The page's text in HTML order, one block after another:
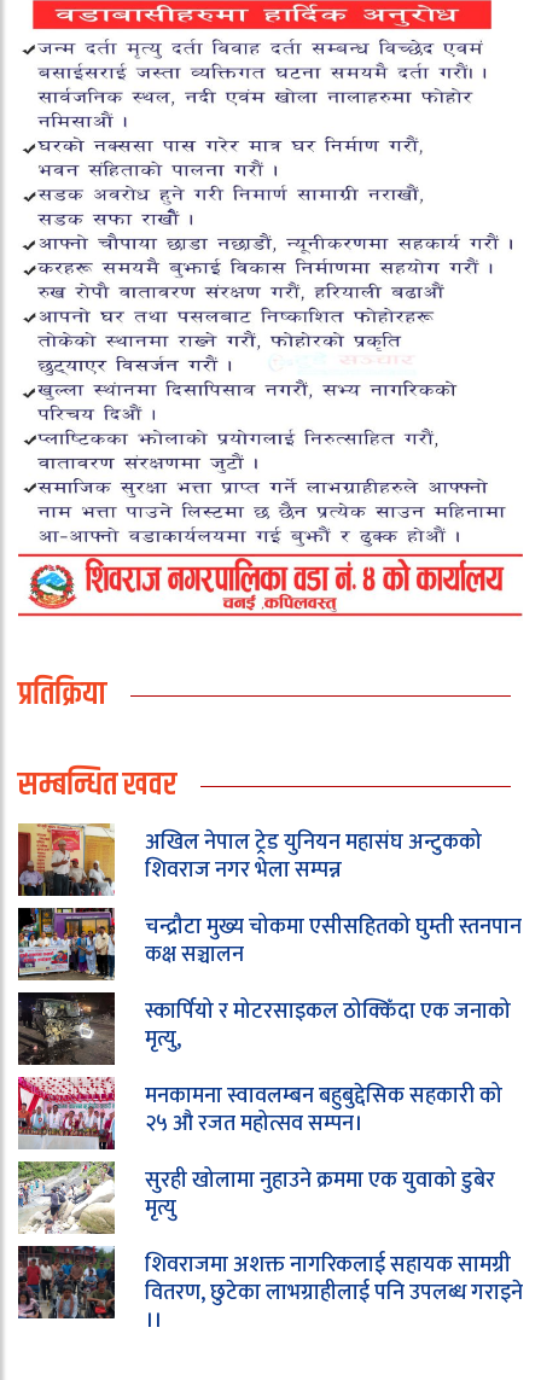
प्रतिक्रिया
सम्बन्धित खवर
अखिल नेपाल ट्रेड युनियन महासंघ अन्टुकको
शिवराज नगर भेला सम्पन्न
चन्द्रौटा मुख्य चोकमा एसीसहितको घुम्ती स्तनपान
कक्ष सञ्चालन
स्कार्पियो र मोटरसाइकल ठोक्किँदा एक जनाको
मृत्यु,
मनकामना स्वावलम्बन बहुबुद्देसिक सहकारी को
२५ औ रजत महोत्सव सम्पन।
सुरही खोलामा नुहाउने क्रममा एक युवाको डुबेर
मृत्यु
शिवराजमा अशक्त नागरिकलाई सहायक सामग्री
वितरण, छुटेका लाभग्राहीलाई पनि उपलब्ध गराइने
।।